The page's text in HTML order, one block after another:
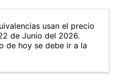
usan el precio
de Junio del 2026.
de hoy se debe ir a la